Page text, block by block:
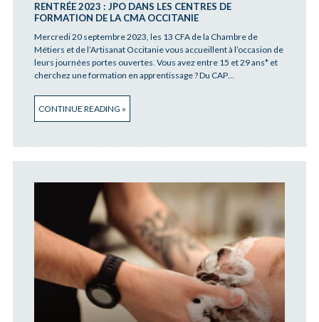
RENTRÉE 2023 : JPO DANS LES CENTRES DE
FORMATION DE LA CMA OCCITANIE
Mercredi 20 septembre 2023, les 13 CFA de la Chambre de
Métiers et de l’Artisanat Occitanie vous accueillent à l’occasion de
leurs journées portes ouvertes. Vous avez entre 15 et 29 ans* et
cherchez une formation en apprentissage ? Du CAP…
CONTINUE READING »